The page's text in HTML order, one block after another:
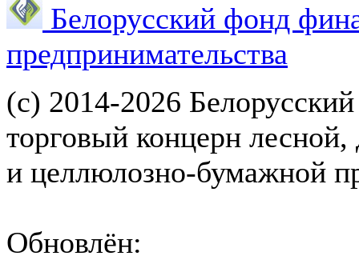
Белорусский фонд
предпринимательства
(с) 2014-2026
торговый концерн
и целлюлозно-бумажной
Обновлён: